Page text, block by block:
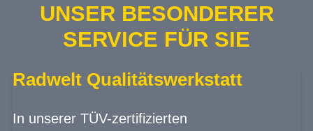
UNSER BESONDERER
SERVICE FÜR SIE
Radwelt Qualitätswerkstatt
In unserer TÜV-zertifizierten